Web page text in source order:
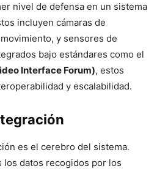
nivel de defensa en un sistema
incluyen cámaras de
y sensores de
bajo estándares como el
Interface Forum), estos
y escalabilidad.
es el cerebro del sistema.
los datos recogidos por los